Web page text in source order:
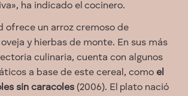
ha indicado el cocinero.
ofrece un arroz cremoso de
y hierbas de monte. En sus más
culinaria, cuenta con algunos
a base de este cereal, como el
sin caracoles (2006). El plato nació